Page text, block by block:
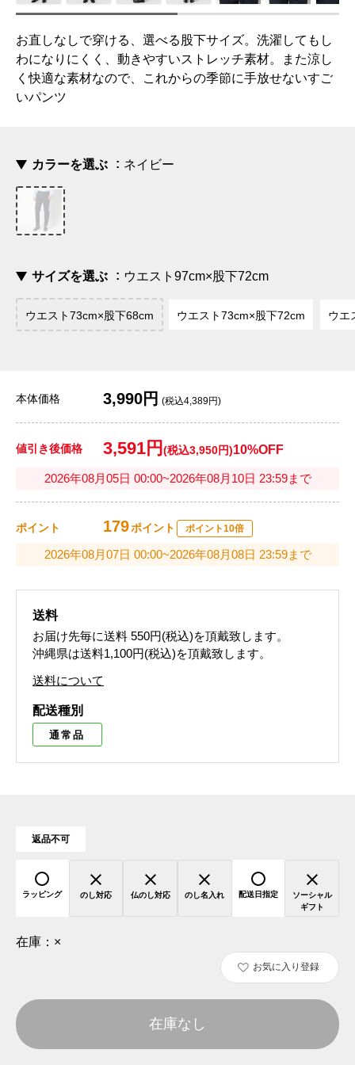
お直しなしで穿ける、選べる股下サイズ。洗濯してもし
わになりにくく、動きやすいストレッチ素材。また涼し
く快適な素材なので、これからの季節に手放せないすご
いパンツ
カラーを選ぶ ネイビー
サイズを選ぶ ウエスト97cm×股下72cm
ウエスト73cm×股下68cm ウエスト73cm×股下72cm ウエ
本体価格 3,990円 (税込4,389円)
値引き後価格 3,591円 (税込3,950円)10%OFF
2026年08月05日 00:00~2026年08月10日 23:59まで
ポイント 179ポイント ポイント10倍
2026年08月07日 00:00~2026年08月08日 23:59まで
送料
お届け先毎に送料 550円(税込)を頂戴致します。
沖縄県は送料1,100円(税込)を頂戴致します。
送料について
配送種別
通常品
返品不可
ラッピング のし対応 仏のし対応 のし名入れ 配送日指定
ソーシャル
ギフト
在庫： ×
お気に入り登録
在庫なし